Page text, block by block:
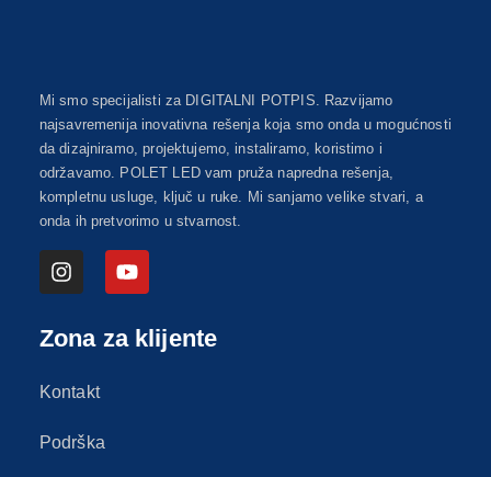
Mi smo specijalisti za DIGITALNI POTPIS. Razvijamo
najsavremenija inovativna rešenja koja smo onda u mogućnosti
da dizajniramo, projektujemo, instaliramo, koristimo i
održavamo. POLET LED vam pruža napredna rešenja,
kompletnu usluge, ključ u ruke. Mi sanjamo velike stvari, a
onda ih pretvorimo u stvarnost.
Zona za klijente
Kontakt
Podrška